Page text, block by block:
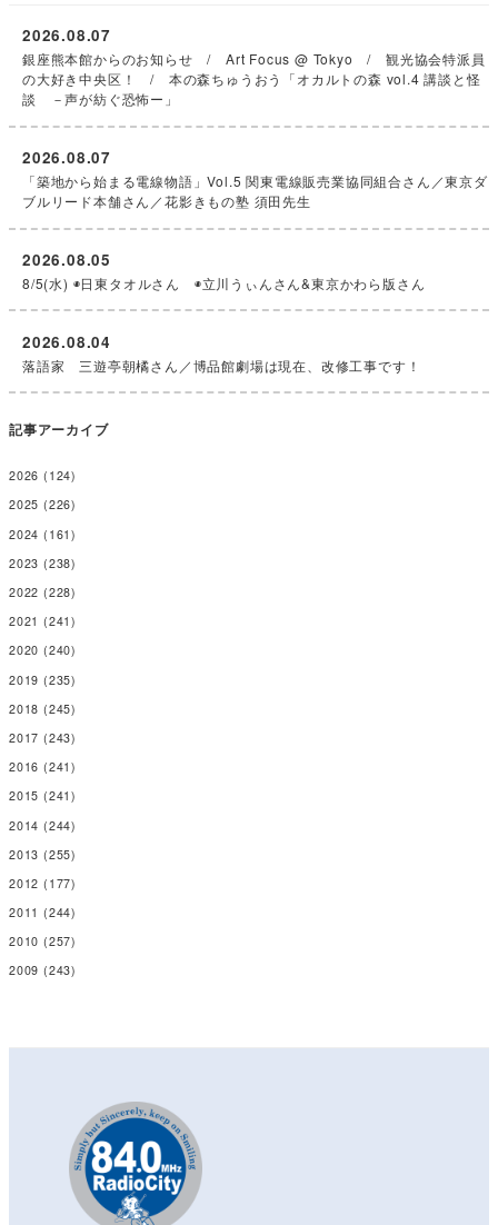
銀座熊本館からのお知らせ / Art Focus @ Tokyo / 観光協会特派員
の大好き中央区！ / 本の森ちゅうおう「オカルトの森 vol.4 講談と怪
談 －声が紡ぐ恐怖ー」
2026.08.07
「築地から始まる電線物語」Vol.5 関東電線販売業協同組合さん／東京ダ
ブルリード本舗さん／花影きもの塾 須田先生
2026.08.07
8/5(水) ◉日東タオルさん ◉立川うぃんさん&東京かわら版さん
2026.08.05
落語家 三遊亭朝橘さん／博品館劇場は現在、改修工事です！
2026.08.04
記事アーカイブ
2026 (124)
2025 (226)
2024 (161)
2023 (238)
2022 (228)
2021 (241)
2020 (240)
2019 (235)
2018 (245)
2017 (243)
2016 (241)
2015 (241)
2014 (244)
2013 (255)
2012 (177)
2011 (244)
2010 (257)
2009 (243)